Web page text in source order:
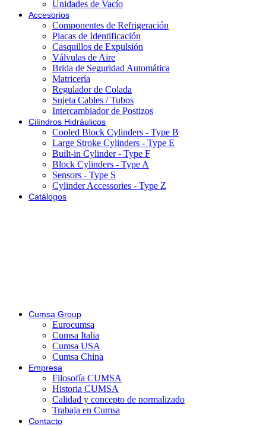
Unidades de Vacío
Accesorios
Componentes de Refrigeración
Placas de Identificación
Casquillos de Expulsión
Válvulas de Aire
Brida de Seguridad Automática
Matricería
Regulador de Colada
Sujeta Cables / Tubos
Intercambiador de Postizos
Cilíndros Hidráulicos
Cooled Block Cylinders - Type B
Large Stroke Cylinders - Type E
Built-in Cylinder - Type F
Block Cylinders - Type A
Sensors - Type S
Cylinder Accessories - Type Z
Catálogos
Cumsa Group
Eurocumsa
Cumsa Italia
Cumsa USA
Cumsa China
Empresa
Filosofía CUMSA
Historia CUMSA
Calidad y concepto de normalizado
Trabaja en Cumsa
Contacto